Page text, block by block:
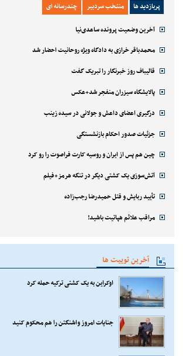
پربازدید ها منتخب سردبیر چندرسانه ای
آخرین وضعیت پرونده ساعدی‌نیا
محمدباقر خرازی به دادگاه ویژه روحانیت احضار شد
قالیباف روز خبرنگار را تبریک گفت
پالایشگاه سیزران منفجر شد+عکس
درگیری اعضای داعش و جولانی در سیده زینب
جزئیات صدور احکام بازنشستگی
چین هم پس از ایران و روسیه کارت فراصوت را رو کرد
آتش‌سوزی یک کشتی دیگر در تنگه هرمز+فیلم
تأیید ربایش و قتل حمیدرضا رجب‌زاده
مراقب علائم هپاتیت باشید!
آخرین توییت ها
اوکراین به یک کشتی ترکیه حمله کرد
جنایات امروز واشنگتن را هم محکوم کنید